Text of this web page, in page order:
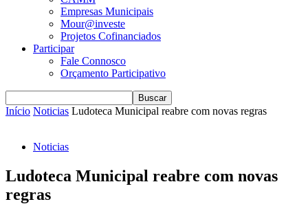
Empresas Municipais
Mour@investe
Projetos Cofinanciados
Participar
Fale Connosco
Orçamento Participativo
Início Noticias Ludoteca Municipal reabre com novas regras
Noticias
Ludoteca Municipal reabre com novas
regras